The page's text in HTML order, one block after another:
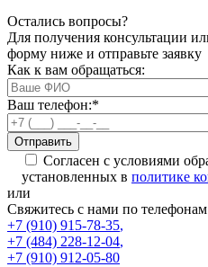
Остались вопросы?
Для получения консультации
форму ниже и отправьте заявку
Как к вам обращаться:
Ваш телефон:*
Согласен с условиями
установленных в политике
или
Свяжитесь с нами по
+7 (910) 915-78-35,
+7 (484) 228-12-04,
+7 (910) 912-05-80